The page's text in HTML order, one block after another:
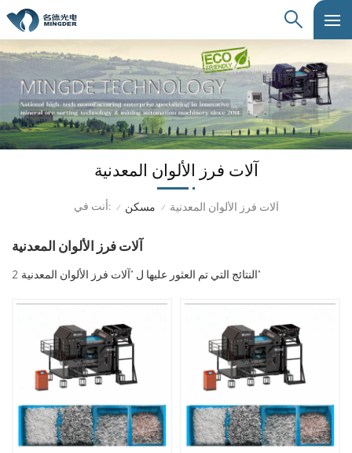
آلات فرز الألوان المعدنية
أنت في: / مسكن / آلات فرز الألوان المعدنية
آلات فرز الألوان المعدنية
2 النتائج التي تم العثور عليها ل "آلات فرز الألوان المعدنية"